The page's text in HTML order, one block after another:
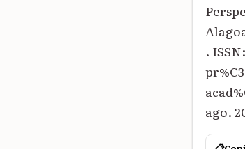
.
ago.